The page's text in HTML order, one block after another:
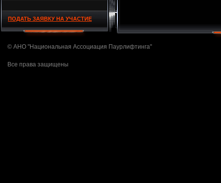
ПОДАТЬ ЗАЯВКУ НА УЧАСТИЕ
© АНО "Национальная Ассоциация Паурлифтинга"
Все права защищены